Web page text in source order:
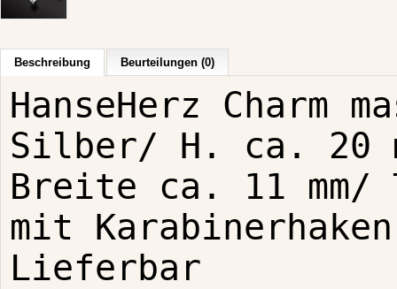
Beschreibung Beurteilungen (0)
HanseHerz Charm
Silber/ H. ca. 20
Breite ca. 11 mm/
mit
Lieferbar